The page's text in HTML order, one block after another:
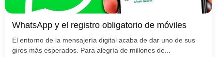
WhatsApp y el registro obligatorio de móviles
El entorno de la mensajería digital acaba de dar uno de sus
giros más esperados. Para alegría de millones de...